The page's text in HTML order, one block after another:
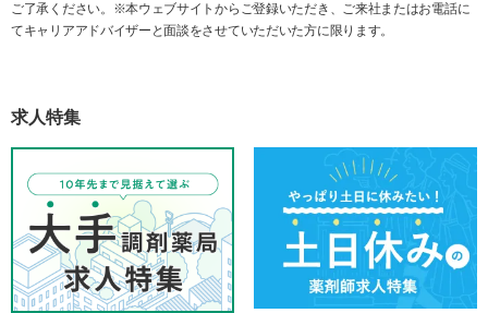
ご了承ください。※本ウェブサイトからご登録いただき、ご来社またはお電話に
てキャリアアドバイザーと面談をさせていただいた方に限ります。
求人特集